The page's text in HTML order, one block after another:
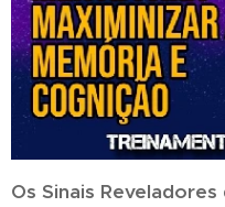
Os Sinais